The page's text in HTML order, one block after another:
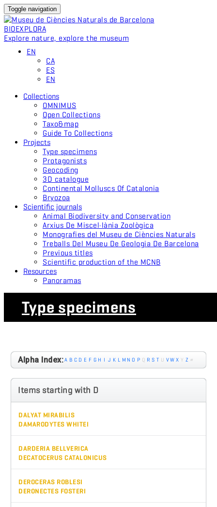
Toggle navigation
BIOEXPLORA
Explore nature, explore the museum
EN
CA
ES
EN
Collections
OMNIMUS
Open Collections
Taxo&map
Guide To Collections
Projects
Type specimens
Protagonists
Geocoding
3D catalogue
Continental Molluscs Of Catalonia
Bryozoa
Scientific journals
Animal Biodiversity and Conservation
Arxius De Miscel·lània Zoològica
Monografies del Museu de Ciències Naturals
Treballs Del Museu De Geologia De Barcelona
Previous titles
Scientific production of the MCNB
Resources
Panoramas
Type specimens
Alpha Index:A B C D E F G H I J K L M N O P Q R S T U VW X Y Z #
Items starting with D
DALYAT MIRABILIS
DAMARODYTES WHITEI
DARDERIA BELLVERICA
DECATOCERUS CATALONICUS
DEROCERAS ROBLESI
DERONECTES FOSTERI